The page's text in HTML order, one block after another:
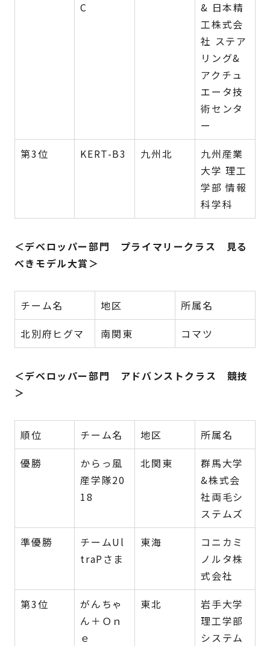
C
& 日本精
工株式会
社 ステア
リング&
アクチュ
エータ技
術センタ
ー
第3位
KERT-B3 九州北
九州産業
大学 理工
学部 情報
科学科
＜デベロッパー部門 プライマリークラス 見る
べきモデル大賞＞
チーム名 地区
所属名
北別府ヒグマ
南関東 コマツ
＜デベロッパー部門 アドバンストクラス 競技
＞
順位 チーム名 地区
所属名
優勝
からっ風
産学隊20
18
北関東
群馬大学
&株式会
社両毛シ
ステムズ
準優勝
チームUl
traPさま
東海
コニカミ
ノルタ株
式会社
第3位
がんちゃ
ん＋Ｏｎ
ｅ
東北
岩手大学
理工学部
システム